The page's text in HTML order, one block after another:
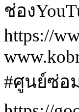
ช่อง
https://
#ศูนย์ซ่อ